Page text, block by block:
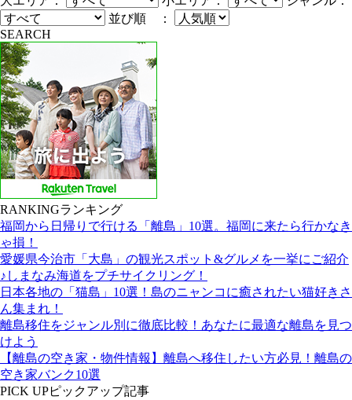
並び順 ：
SEARCH
RANKINGランキング
福岡から日帰りで行ける「離島」10選。福岡に来たら行かなき
ゃ損！
愛媛県今治市「大島」の観光スポット&グルメを一挙にご紹介
♪しまなみ海道をプチサイクリング！
日本各地の「猫島」10選！島のニャンコに癒されたい猫好きさ
ん集まれ！
離島移住をジャンル別に徹底比較！あなたに最適な離島を見つ
けよう
【離島の空き家・物件情報】離島へ移住したい方必見！離島の
空き家バンク10選
PICK UPピックアップ記事